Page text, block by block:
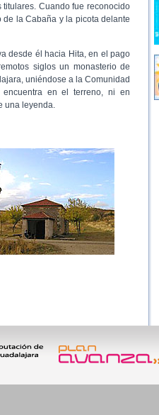
Cuando fue reconocido
la Cabaña y la picota delante
desde él hacia Hita, en el pago
siglos un monasterio de
uniéndose a la Comunidad
en el terreno, ni en
una leyenda.